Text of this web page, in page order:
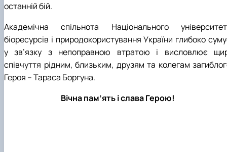
останній бій.
Академічна спільнота Національного
біоресурсів і природокористування України глибоко
у зв’язку з непоправною втратою і висловлює
співчуття рідним, близьким, друзям та колегам
Героя – Тараса Боргуна.
Вічна пам’ять і слава Герою!